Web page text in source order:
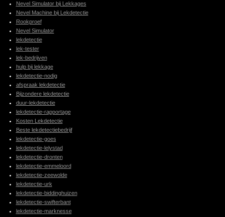
Nevel Simulator bij Lekkages
Nevel Machine bij Lekdetectie
Rookproef
Nevel Simulator
lekdetectie
lek-tester
lek-bedrijven
hulp bij lekkage
lekdetectie-nodig
afspraak lekdetectie
Bijzondere lekdetectie
duur-lekdetectie
lekdetectie-rapportage
Kosten Lekdetectie
Beste lekdetectiebedrijf
lekdetectie-goes
lekdetectie-lelystad
lekdetectie-dronten
lekdetectie-emmeloord
lekdetectie-zeewolde
lekdetectie-urk
lekdetectie-biddinghuizen
lekdetectie-swifterbant
lekdetectie-marknesse